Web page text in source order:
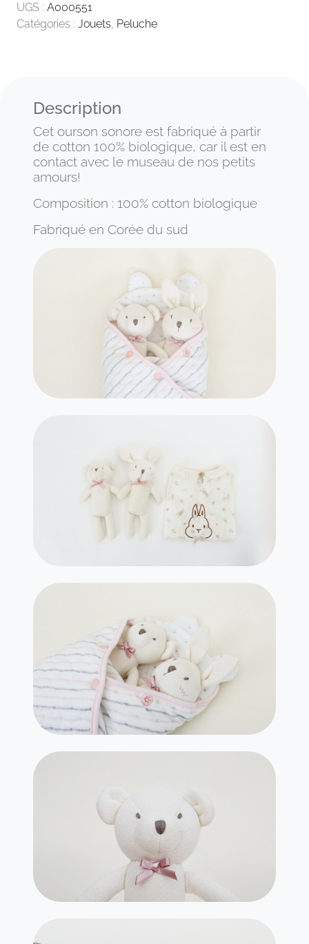
BIO
UGS : A000551
Catégories : Jouets, Peluche
Description
Cet ourson sonore est fabriqué à partir
de cotton 100% biologique, car il est en
contact avec le museau de nos petits
amours!
Composition : 100% cotton biologique
Fabriqué en Corée du sud